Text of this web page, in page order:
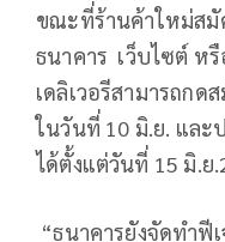
ขณะที่ร้านค้าใหม่สมั
ธนาคาร เว็บไซต์ ห
เดลิเวอรีสามารถก
ในวันที่ 10 มิ.ย. และ
ได้ตั้งแต่วันที่ 15 มิ.ย
“ธนาคารยังจัดทำฟี